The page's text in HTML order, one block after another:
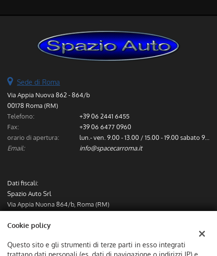
Sede di Roma
Via Appia Nuova 862 - 864/b
00178 Roma (RM)
Telefono:
+39 06 2441 6455
Fax:
+39 06 6477 0960
orario di apertura:
Email:
info@spacecarroma.it
Dati fiscali:
Spazio Auto Srl
Via Appia Nuona 864/b, Roma (RM)
Registro delle imprese:
Cookie policy
Questo sito e gli strumenti di terze parti in esso integrati
trattano dati personali (es. dati di navigazione o indirizzi IP) e